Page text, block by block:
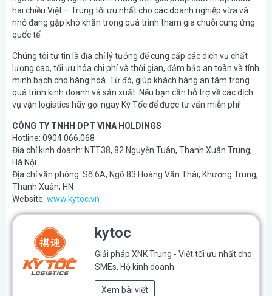
hai chiều Việt – Trung tối ưu nhất cho các doanh nghiệp vừa và
nhỏ đang gặp khó khăn trong quá trình tham gia chuỗi cung ứng
quốc tế.
Chúng tôi tự tin là địa chỉ lý tưởng để cung cấp các dịch vụ chất
lượng cao, tối ưu hóa chi phí và thời gian, đảm bảo an toàn và tính
minh bạch cho hàng hoá. Từ đó, giúp khách hàng an tâm trong
quá trình kinh doanh và sản xuất. Nếu bạn cần hỗ trợ về các dịch
vụ vận logistics hãy gọi ngay Kỳ Tốc để được tư vấn miễn phí!
CÔNG TY TNHH DPT VINA HOLDINGS
Hotline: 0904.066.068
Địa chỉ kinh doanh: NTT38, 82 Nguyễn Tuân, Thanh Xuân Trung,
Hà Nội
Địa chỉ văn phòng: Số 6A, Ngõ 83 Hoàng Văn Thái, Khương Trung,
Thanh Xuân, HN
Website: www.kytoc.vn
kytoc
Giải pháp XNK Trung - Việt tối ưu nhất cho
SMEs, Hộ kinh doanh.
Xem bài viết